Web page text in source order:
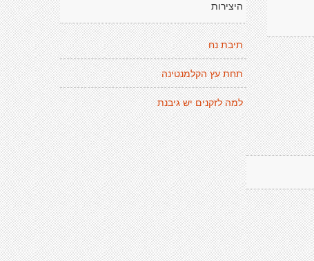
היצירות
תיבת נח
תחת עץ הקלמנטינה
למה לזקנים יש גיבנת